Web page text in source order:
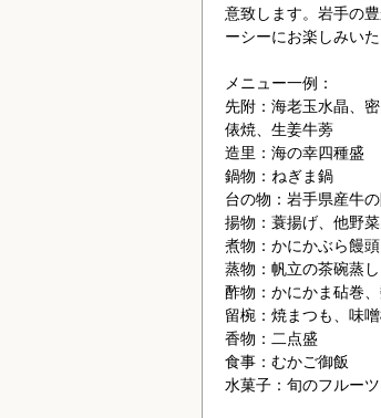
意致します。岩手の
ーシーにお楽しみいた
メニュー一例：
先附：海老玉水晶、
俵焼、生姜牛蒡
造里：海の幸四種盛
鍋物：ねぎま鍋
台の物：岩手県産牛
揚物：蓑揚げ、他野
煮物：かにかぶら饅頭
蒸物：帆立の茶碗蒸し
酢物：かにかま砧巻
留椀：焼まつも、味
香物：二点盛
食事：むかご御飯
水菓子：旬のフルー